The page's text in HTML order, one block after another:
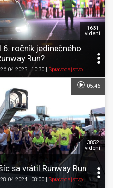
Pozrieť neskôr
K obľúbeným
6. ročník jedinečného
Run?
26.04.2025 | 10:30| Spravodajstvo
1631
videní
Pozrieť neskôr
K obľúbeným
sa vrátil Runway Run
, 28.04.2024 | 08:00| Spravodajstvo
3852
videní
05:46